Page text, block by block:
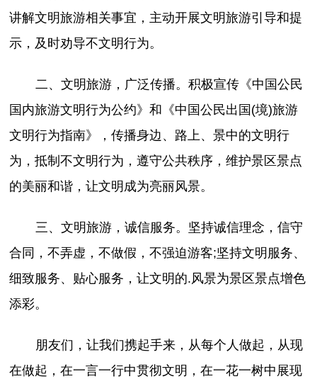
讲解文明旅游相关事宜，主动开展文明旅游引导和提
示，及时劝导不文明行为。
二、文明旅游，广泛传播。积极宣传《中国公民
国内旅游文明行为公约》和《中国公民出国(境)旅游
文明行为指南》，传播身边、路上、景中的文明行
为，抵制不文明行为，遵守公共秩序，维护景区景点
的美丽和谐，让文明成为亮丽风景。
三、文明旅游，诚信服务。坚持诚信理念，信守
合同，不弄虚，不做假，不强迫游客;坚持文明服务、
细致服务、贴心服务，让文明的.风景为景区景点增色
添彩。
朋友们，让我们携起手来，从每个人做起，从现
在做起，在一言一行中贯彻文明，在一花一树中展现